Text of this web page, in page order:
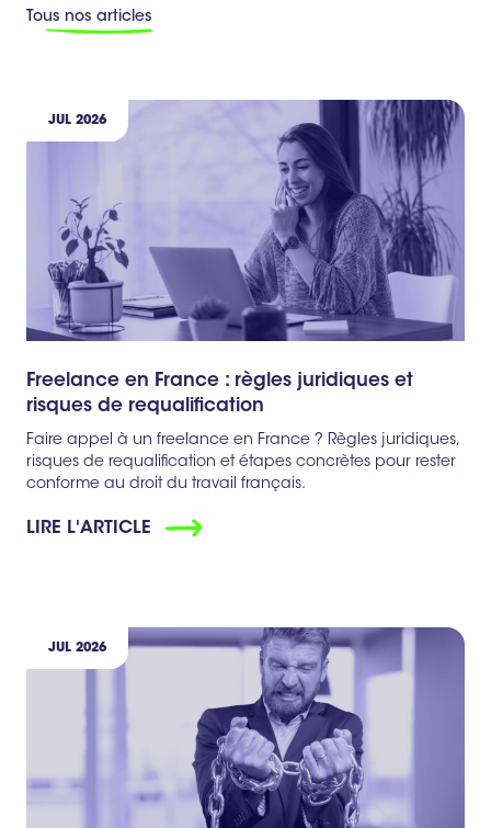
Tous nos articles
JUL 2026
Freelance en France : règles juridiques et
risques de requalification
Faire appel à un freelance en France ? Règles juridiques,
risques de requalification et étapes concrètes pour rester
conforme au droit du travail français.
LIRE L'ARTICLE
JUL 2026